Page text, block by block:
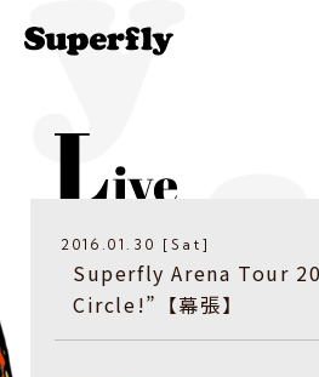
2016.01.30 [Sat]
Superfly Arena Tour
Circle!”【幕張】